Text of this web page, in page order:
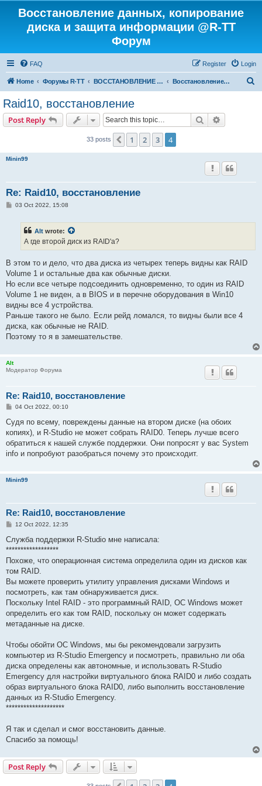
Восстановление данных, копирование
диска и защита информации @R-TT
Форум
FAQ Login
Register
Home Форумы R-TT ВОССТАНОВЛЕНИЕ ДАННЫХ И УДАЛЕННЫХ ФАЙЛОВ Восстановление RAID
Raid10, восстановление
Post Reply Search
33 posts Previous
1 2 3 4
Minin99
Re: Raid10, восстановление
P03 Oct 2022, 15:08
Alt wrote:
А где второй диск из RAID'а?
В этом то и дело, что два диска из четырех теперь видны как RAID
Volume 1 и остальные два как обычные диски.
Но если все четыре подсоединить одновременно, то один из RAID
Volume 1 не виден, а в BIOS и в перечне оборудования в Win10
видны все 4 устройства.
Раньше такого не было. Если рейд ломался, то видны были все 4
диска, как обычные не RAID.
Поэтому то я в замешательстве.
Alt
Модератор Форума
Re: Raid10, восстановление
P
s
t
04 Oct 2022, 00:10
Судя по всему, повреждены данные на втором диске (на обоих
копиях), и R-Studio не может собрать RAID0. Теперь лучше всего
обратиться к нашей службе поддержки. Они попросят у вас System
info и попробуют разобраться почему это происходит.
Minin99
Re: Raid10, восстановление
P
s
12 Oct 2022, 12:35
Служба поддержки R-Studio мне написала:
******************
Похоже, что операционная система определила один из дисков как
том RAID.
Вы можете проверить утилиту управления дисками Windows и
посмотреть, как там обнаруживается диск.
Поскольку Intel RAID - это программный RAID, ОС Windows может
определить его как том RAID, поскольку он может содержать
метаданные на диске.
Чтобы обойти ОС Windows, мы бы рекомендовали загрузить
компьютер из R-Studio Emergency и посмотреть, правильно ли оба
диска определены как автономные, и использовать R-Studio
Emergency для настройки виртуального блока RAID0 и либо создать
образ виртуального блока RAID0, либо выполнить восстановление
данных из R-Studio Emergency.
********************
Я так и сделал и смог восстановить данные.
Спасибо за помощь!
Post Reply